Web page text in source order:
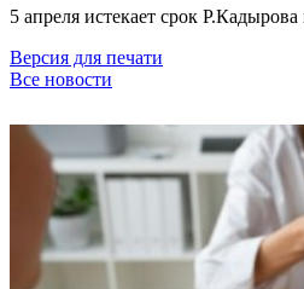
5 апреля истекает срок
Версия для печати
Все новости